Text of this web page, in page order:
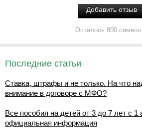
Осталось 800
Последние статьи
Ставка, штрафы и не только. На что
внимание в договоре с МФО?
Все пособия на детей от 3 до 7 лет с
официальная информация